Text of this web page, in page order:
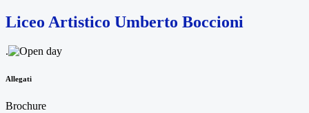
Liceo Artistico Umberto Boccioni
.
Allegati
Brochure